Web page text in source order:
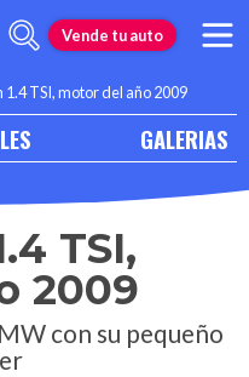
Vende tu auto
TSI, motor del año 2009
GALERIAS
TSI,
2009
con su pequeño